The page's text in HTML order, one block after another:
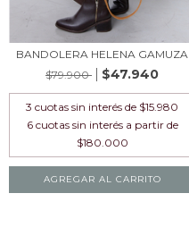
BANDOLERA HELENA GAMUZA
$79.900
$47.940
3 cuotas sin interés de $15.980
AGREGAR AL CARRITO